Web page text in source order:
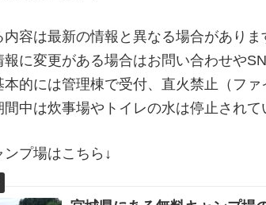
容は最新の情報と異なる場合がありま
に変更がある場合はお問い合わせや
的には管理棟で受付、直火禁止（フ
中は炊事場やトイレの水は停止されて
プ場はこちら↓